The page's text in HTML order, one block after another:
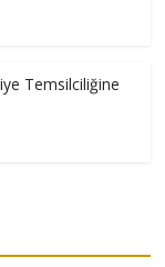
Temsilciliğine